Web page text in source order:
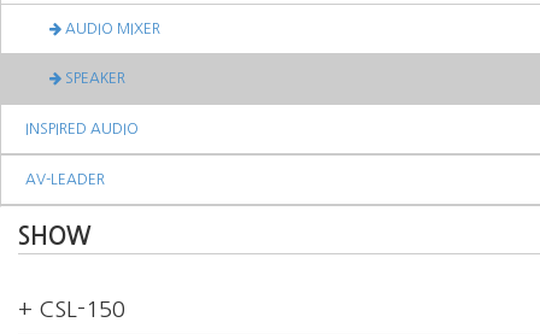
AUDIO MIXER
SPEAKER
INSPIRED AUDIO
AV-LEADER
SHOW
+ CSL-150